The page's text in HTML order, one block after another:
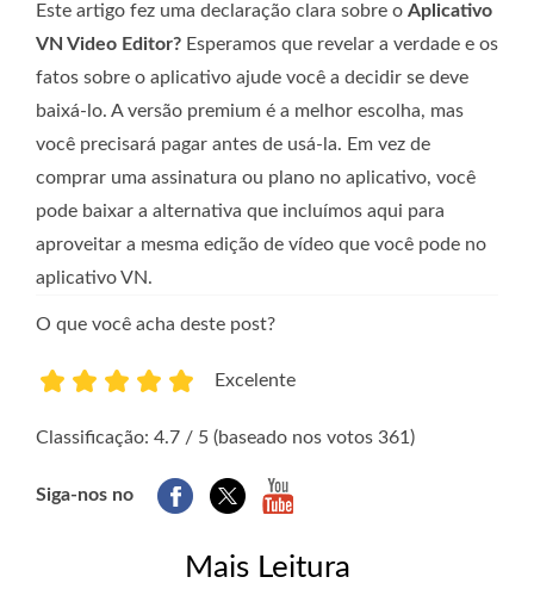
Este artigo fez uma declaração clara sobre o Aplicativo
VN Video Editor? Esperamos que revelar a verdade e os
fatos sobre o aplicativo ajude você a decidir se deve
baixá-lo. A versão premium é a melhor escolha, mas
você precisará pagar antes de usá-la. Em vez de
comprar uma assinatura ou plano no aplicativo, você
pode baixar a alternativa que incluímos aqui para
aproveitar a mesma edição de vídeo que você pode no
aplicativo VN.
O que você acha deste post?
Excelente
Classificação: 4.7 / 5 (baseado nos votos 361)
Siga-nos no
Mais Leitura